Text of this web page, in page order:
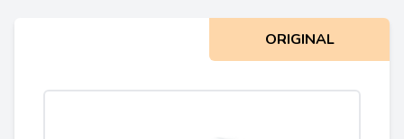
ORIGINAL